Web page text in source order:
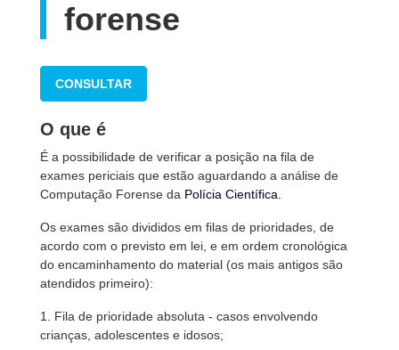
forense
CONSULTAR
O que é
É a possibilidade de verificar a posição na fila de
exames periciais que estão aguardando a análise de
Computação Forense da Polícia Científica.
Os exames são divididos em filas de prioridades, de
acordo com o previsto em lei, e em ordem cronológica
do encaminhamento do material (os mais antigos são
atendidos primeiro):
1. Fila de prioridade absoluta - casos envolvendo
crianças, adolescentes e idosos;